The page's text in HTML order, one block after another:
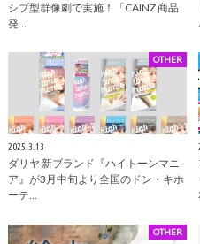
シブ型群像劇で実施！「CAINZ 商品
発…
OTHER
2025.3.13
ダリヤ 新ブランド『ハイトーンマニ
ア』が3月中旬より全国のドン・キホ
ーテ…
OTHER